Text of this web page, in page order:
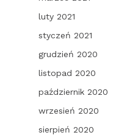
luty 2021
styczeń 2021
grudzień 2020
listopad 2020
październik 2020
wrzesień 2020
sierpień 2020